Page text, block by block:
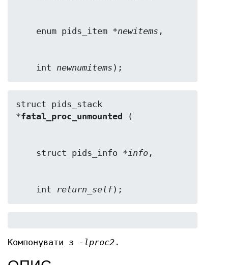
    enum pids_item *
newitems
    int
newnumitems );
struct pids_stack
*fatal_proc_unmounted
    struct pids_info *
info
    int
return_self);
Компонувати з -lproc2 .